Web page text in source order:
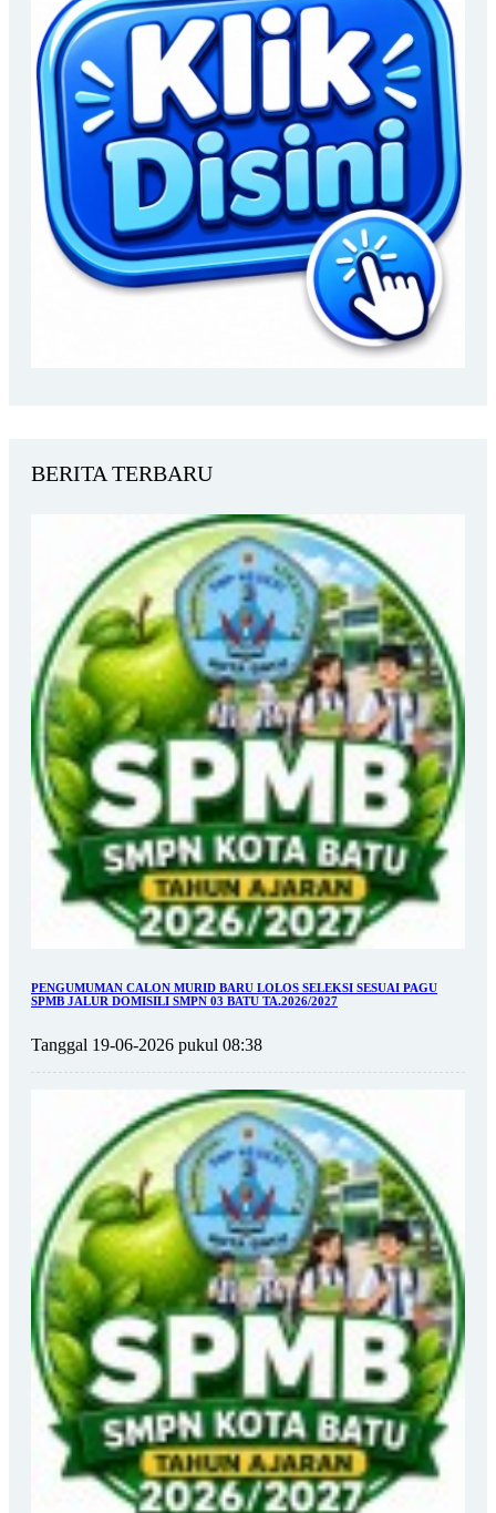
BERITA TERBARU
PENGUMUMAN CALON MURID BARU LOLOS SELEKSI SESUAI PAGU
SPMB JALUR DOMISILI SMPN 03 BATU TA.2026/2027
Tanggal 19-06-2026 pukul 08:38